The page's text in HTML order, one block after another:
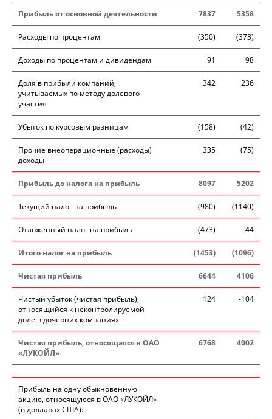
Прибыль от основной деятельности 7837 5358
Расходы по процентам (350) (373)
Доходы по процентам и дивидендам 91 98
Доля в прибыли компаний,
учитываемых по методу долевого
участия
342 236
Убыток по курсовым разницам (158) (42)
Прочие внеоперационные (расходы)
доходы
335 (75)
Прибыль до налога на прибыль 8097 5202
Текущий налог на прибыль (980) (1140)
Отложенный налог на прибыль (473) 44
Итого налог на прибыль (1453) (1096)
Чистая прибыль 6644 4106
Чистый убыток (чистая прибыль),
относящийся к неконтролируемой
доле в дочерних компаниях
124 -104
Чистая прибыль, относящаяся к ОАО
«ЛУКОЙЛ»
6768 4002
Прибыль на одну обыкновенную
акцию, относящуюся в ОАО «ЛУКОЙЛ»
(в долларах США):